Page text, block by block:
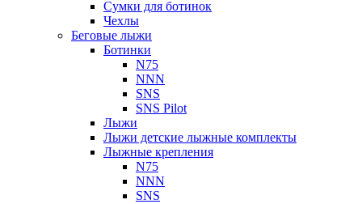
Сумки для ботинок
Чехлы
Беговые лыжи
Ботинки
N75
NNN
SNS
SNS Pilot
Лыжи
Лыжи детские лыжные комплекты
Лыжные крепления
N75
NNN
SNS